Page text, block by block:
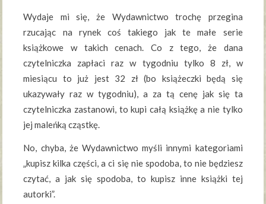
Wydaje mi się, że Wydawnictwo trochę przegina
rzucając na rynek coś takiego jak te małe serie
książkowe w takich cenach. Co z tego, że dana
czytelniczka zapłaci raz w tygodniu tylko 8 zł, w
miesiącu to już jest 32 zł (bo książeczki będą się
ukazywały raz w tygodniu), a za tą cenę jak się ta
czytelniczka zastanowi, to kupi całą książkę a nie tylko
jej maleńką cząstkę.
No, chyba, że Wydawnictwo myśli innymi kategoriami
„kupisz kilka części, a ci się nie spodoba, to nie będziesz
czytać, a jak się spodoba, to kupisz inne książki tej
autorki”.